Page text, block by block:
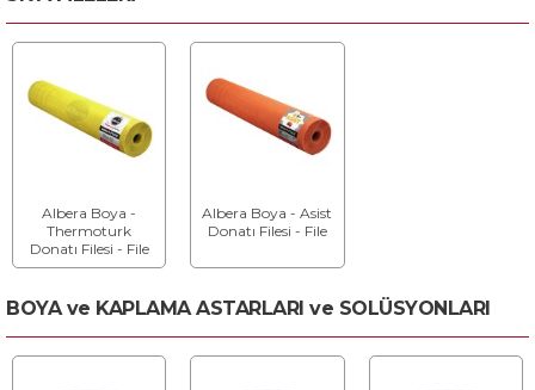
Doku
Albera Boya -
Thermoturk
Donatı Filesi - File
Albera Boya - Asist
Donatı Filesi - File
BOYA ve KAPLAMA ASTARLARI ve SOLÜSYONLARI